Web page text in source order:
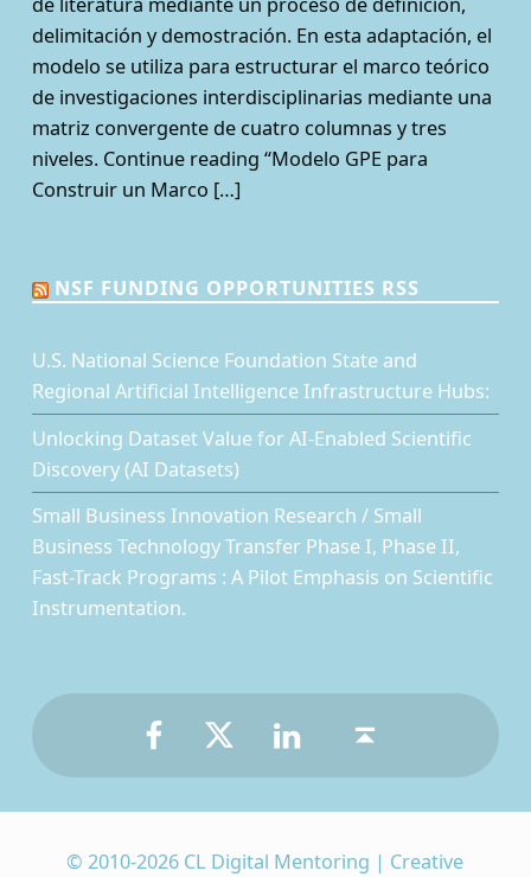
delimitación y demostración. En esta adaptación, el
modelo se utiliza para estructurar el marco teórico
de investigaciones interdisciplinarias mediante una
matriz convergente de cuatro columnas y tres
niveles. Continue reading “Modelo GPE para
Construir un Marco […]
NSF FUNDING OPPORTUNITIES RSS
U.S. National Science Foundation State and
Regional Artificial Intelligence Infrastructure Hubs:
Unlocking Dataset Value for AI-Enabled Scientific
Discovery (AI Datasets)
Small Business Innovation Research / Small
Business Technology Transfer Phase I, Phase II,
Fast-Track Programs : A Pilot Emphasis on Scientific
Instrumentation.
© 2010-2026 CL Digital Mentoring | Creative